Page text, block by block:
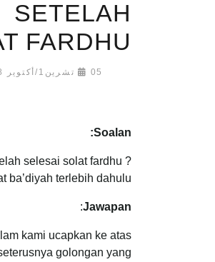
SETELAH
FARDHU
05 تشرين1/أكتوير 2018
Soalan:
selesai solat fardhu ?
terlebih dahulu ?
Jawapan
:
kami ucapkan ke atas
golongan yang